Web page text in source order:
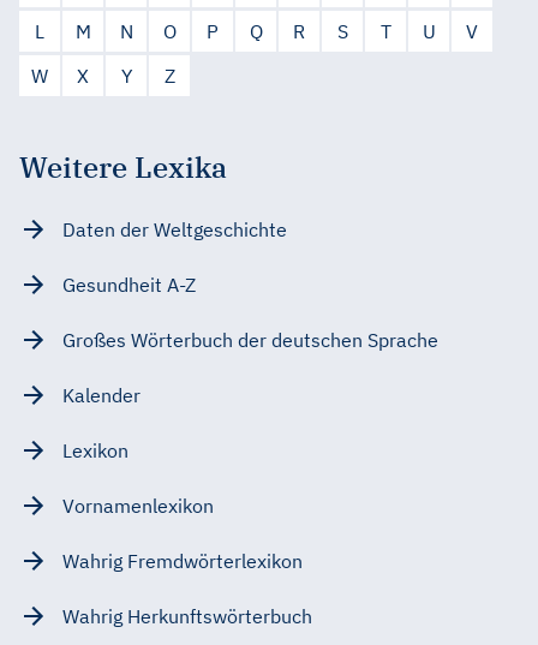
L
M N O P Q R S T U
V
W
X Y Z
Weitere Lexika
Daten der Weltgeschichte
Gesundheit A-Z
Großes Wörterbuch der deutschen Sprache
Kalender
Lexikon
Vornamenlexikon
Wahrig Fremdwörterlexikon
Wahrig Herkunftswörterbuch